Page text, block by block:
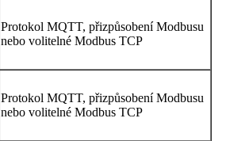
Protokol MQTT, přizpůsobení Modbusu
nebo volitelné Modbus TCP
Protokol MQTT, přizpůsobení Modbusu
nebo volitelné Modbus TCP